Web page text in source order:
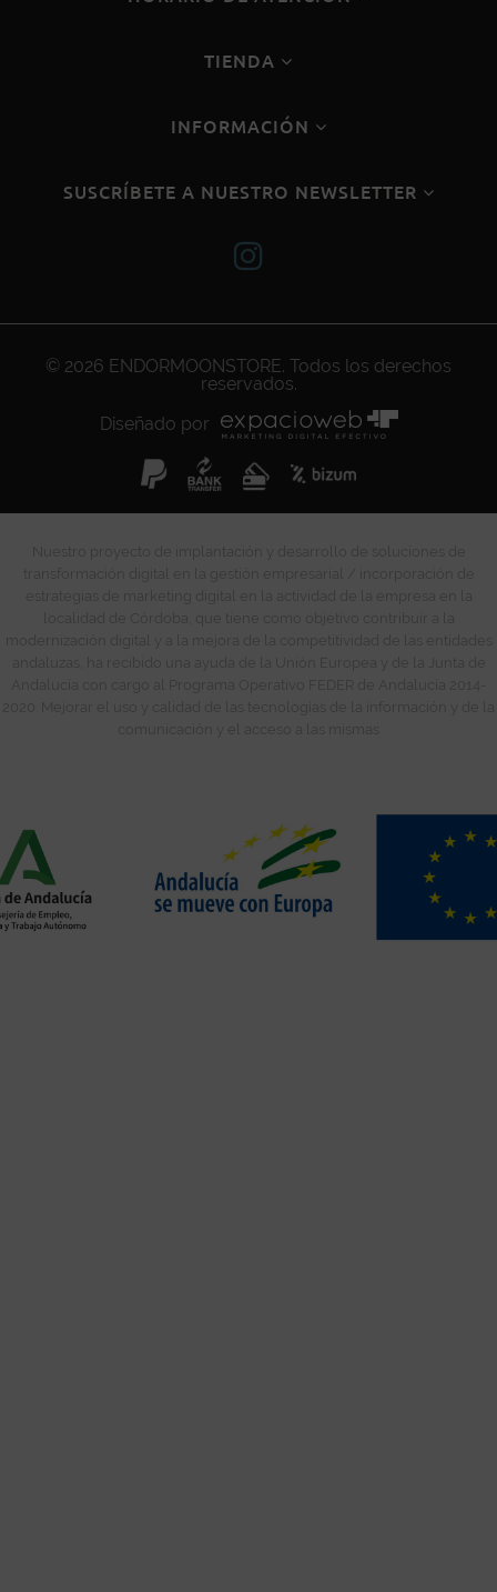
TIENDA
INFORMACIÓN
SUSCRÍBETE A NUESTRO NEWSLETTER
© 2026 ENDORMOONSTORE. Todos los derechos
reservados.
Diseñado por